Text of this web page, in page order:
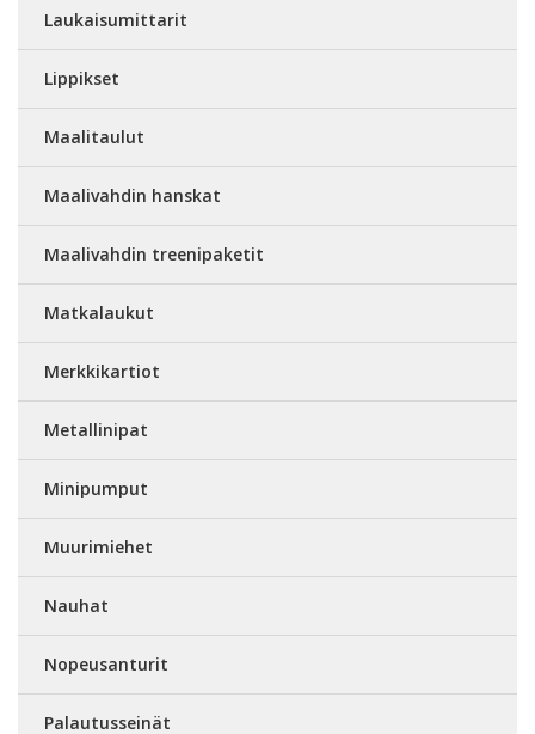
Laukaisumittarit
Lippikset
Maalitaulut
Maalivahdin hanskat
Maalivahdin treenipaketit
Matkalaukut
Merkkikartiot
Metallinipat
Minipumput
Muurimiehet
Nauhat
Nopeusanturit
Palautusseinät